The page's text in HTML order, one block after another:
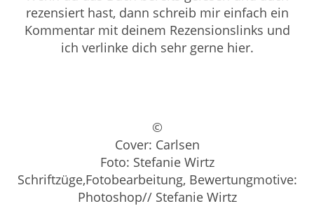
rezensiert hast, dann schreib mir einfach ein
Kommentar mit deinem Rezensionslinks und
ich verlinke dich sehr gerne hier.
©
Cover: Carlsen
Foto: Stefanie Wirtz
Schriftzüge,Fotobearbeitung, Bewertungmotive:
Photoshop// Stefanie Wirtz